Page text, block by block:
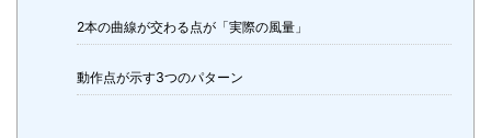
2本の曲線が交わる点が「実際の風量」
動作点が示す3つのパターン